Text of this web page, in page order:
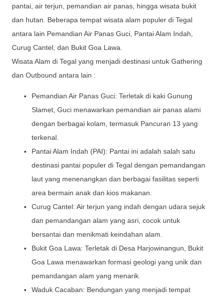
pantai, air terjun, pemandian air panas, hingga wisata bukit
dan hutan. Beberapa tempat wisata alam populer di Tegal
antara lain Pemandian Air Panas Guci, Pantai Alam Indah,
Curug Cantel, dan Bukit Goa Lawa.
Wisata Alam di Tegal yang menjadi destinasi untuk Gathering
dan Outbound antara lain :
Pemandian Air Panas Guci: Terletak di kaki Gunung
Slamet, Guci menawarkan pemandian air panas alami
dengan berbagai kolam, termasuk Pancuran 13 yang
terkenal.
Pantai Alam Indah (PAI): Pantai ini adalah salah satu
destinasi pantai populer di Tegal dengan pemandangan
laut yang menenangkan dan berbagai fasilitas seperti
area bermain anak dan kios makanan.
Curug Cantel: Air terjun yang indah dengan udara sejuk
dan pemandangan alam yang asri, cocok untuk
bersantai dan menikmati keindahan alam.
Bukit Goa Lawa: Terletak di Desa Harjowinangun, Bukit
Goa Lawa menawarkan formasi geologi yang unik dan
pemandangan alam yang menarik.
Waduk Cacaban: Bendungan yang menjadi tempat